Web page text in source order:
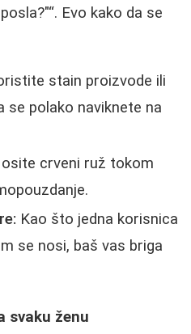
. Evo kako da se
stain proizvode ili
se polako naviknete na
crveni ruž tokom
Kao što jedna korisnica
se nosi, baš vas briga
svaku ženu